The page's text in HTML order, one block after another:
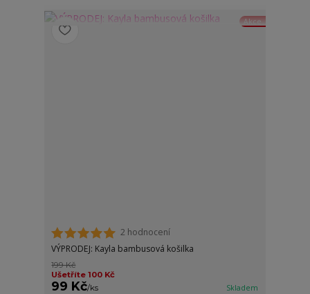
Akce
2 hodnocení
VÝPRODEJ: Kayla bambusová košilka
199 Kč
Ušetříte 100 Kč
99 Kč/ks Skladem